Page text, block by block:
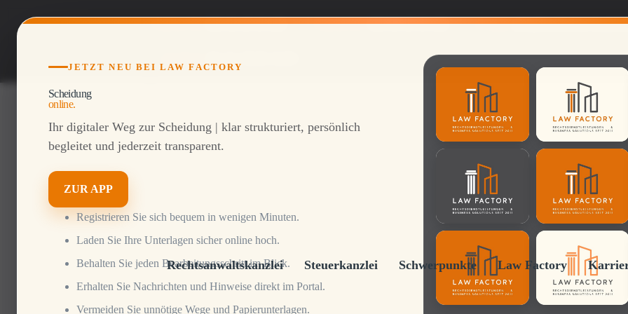
JETZT NEU BEI LAW FACTORY
Scheidung
online.
Ihr digitaler Weg zur Scheidung | klar strukturiert, persönlich
begleitet und jederzeit transparent.
ZUR APP
Registrieren Sie sich bequem in wenigen Minuten.
Laden Sie Ihre Unterlagen sicher online hoch.
Behalten Sie jeden Bearbeitungsschritt im Blick.
Erhalten Sie Nachrichten und Hinweise direkt im Portal.
Vermeiden Sie unnötige Wege und Papierunterlagen.
Telefon DE069 26 49 22 420 Telefon RU069 26 49 22 422 E-Mail:info@lawfactory-
Rechtsanwaltskanzlei Steuerkanzlei Schwerpunkte Law Factory